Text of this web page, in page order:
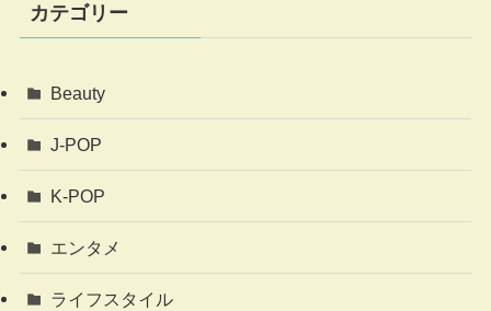
カテゴリー
Beauty
J-POP
K-POP
エンタメ
ライフスタイル